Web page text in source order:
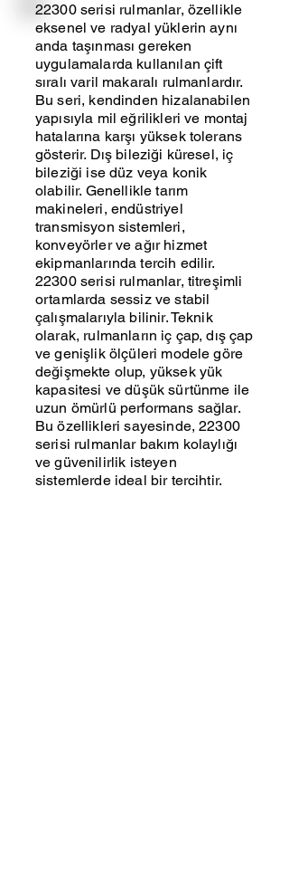
22300 serisi rulmanlar, özellikle
eksenel ve radyal yüklerin aynı
anda taşınması gereken
uygulamalarda kullanılan çift
sıralı varil makaralı rulmanlardır.
Bu seri, kendinden hizalanabilen
yapısıyla mil eğrilikleri ve montaj
hatalarına karşı yüksek tolerans
gösterir. Dış bileziği küresel, iç
bileziği ise düz veya konik
olabilir. Genellikle tarım
makineleri, endüstriyel
transmisyon sistemleri,
konveyörler ve ağır hizmet
ekipmanlarında tercih edilir.
22300 serisi rulmanlar, titreşimli
ortamlarda sessiz ve stabil
çalışmalarıyla bilinir. Teknik
olarak, rulmanların iç çap, dış çap
ve genişlik ölçüleri modele göre
değişmekte olup, yüksek yük
kapasitesi ve düşük sürtünme ile
uzun ömürlü performans sağlar.
Bu özellikleri sayesinde, 22300
serisi rulmanlar bakım kolaylığı
ve güvenilirlik isteyen
sistemlerde ideal bir tercihtir.